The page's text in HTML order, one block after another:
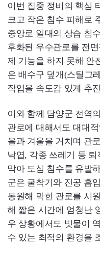
이번 집중 정비의 핵심
크고 작은 침수 피해로
중앙로 일대의 상습 침
후화된 우수관로를 전
제 기능을 하지 못해 안
은 배수구 덮개(스틸그
작업을 속도감 있게 추
이와 함께 담양군 전역
관로에 대해서도 대대
을과 겨울을 거치며 관
낙엽, 각종 쓰레기 등
막아 도심 침수를 유발
군은 굴착기와 진공 흡
동원해 막힌 관로를 시
해 짧은 시간에 엄청난
우 상황에서도 빗물이
수 있는 최적의 환경을